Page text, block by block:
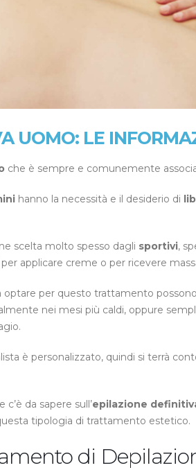
UOMO: LE
che è sempre e comunemente
hanno la necessità e il desiderio di
scelta molto spesso dagli sportivi,
applicare creme o per ricevere
per questo trattamento
nei mesi più caldi, oppure
è personalizzato, quindi si terrà
da sapere sull’epilazione
tipologia di trattamento estetico.
di